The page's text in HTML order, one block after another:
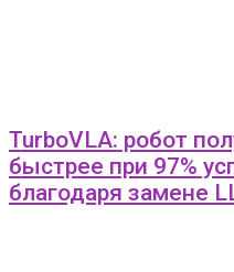
TurboVLA: робот
быстрее при 97%
благодаря замене